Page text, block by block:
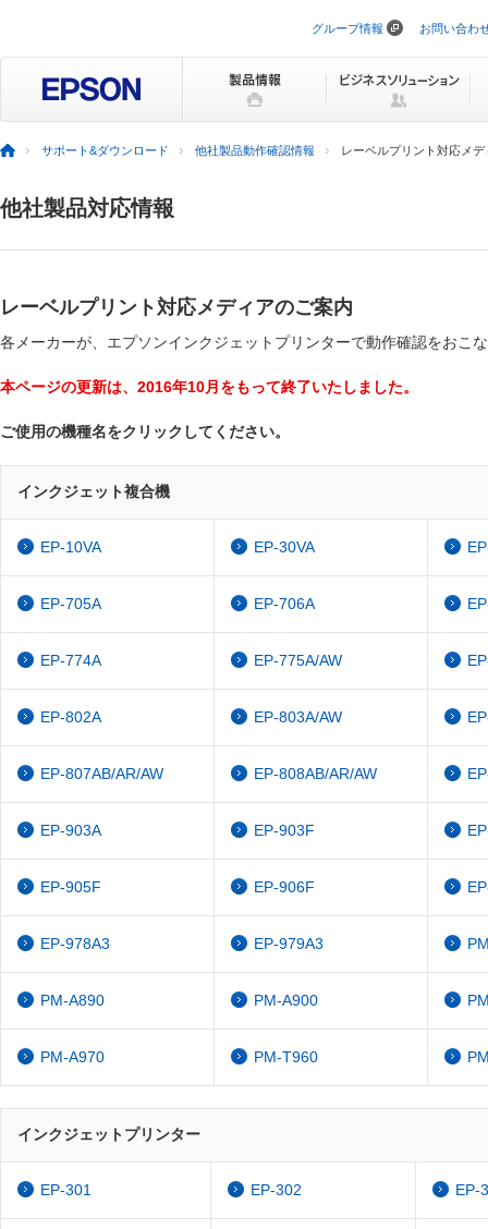
ビ
ョ
を
グループ情報 お問い合わ
サポート&ダウンロード 他社製品動作確認情報 レーベルプリント対応メ
他社製品対応情報
レーベルプリント対応メディアのご案内
各メーカーが、エプソンインクジェットプリンターで動作確認をお
本ページの更新は、2016年10月をもって終了いたしました。
ご使用の機種名をクリックしてください。
インクジェット複合機
EP-10VA EP-30VA
EP-705A EP-706A
EP-774A EP-775A/AW
EP-802A EP-803A/AW
EP-807AB/AR/AW EP-808AB/AR/AW
EP-903A EP-903F
EP-905F EP-906F
EP-978A3 EP-979A3
PM-A890 PM-A900
PM-A970 PM-T960
インクジェットプリンター
EP-301 EP-302 EP-